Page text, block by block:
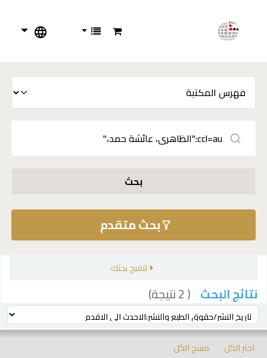
بحث
بحث متقدم
تنقيح بحثك
نتائج البحث ( 2 نتيجة)
ترتيب بواسطة:
اختر الكل
مسح الكل